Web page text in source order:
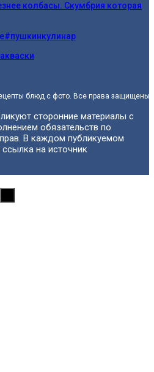
колбасы. Скумбрия которая
блюд с фото. Все права защищены.
сторонние материалы с
обязательств по
В каждом публикуемом
на источник